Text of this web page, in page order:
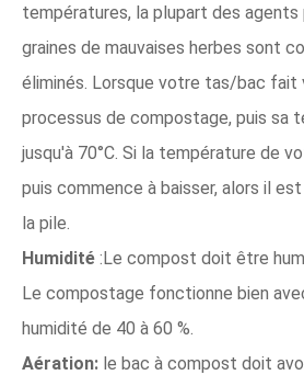
températures, la plupart des
graines de mauvaises herbes sont
éliminés. Lorsque votre tas/bac fait
processus de compostage, puis sa
jusqu'à 70°C. Si la température de
puis commence à baisser, alors il
la pile.
Humidité :Le compost doit être
Le compostage fonctionne bien
humidité de 40 à 60 %.
Aération: le bac à compost doit